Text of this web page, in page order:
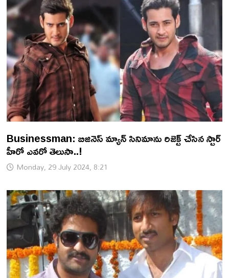
Businessman: బిజినెస్ మ్యాన్ సినిమాను రిజెక్ట్ చేసిన స్టార్
హీరో ఎవరో తెలుసా..!
Monday, 29 July 2024, 8:21